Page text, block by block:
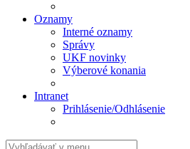
Oznamy
Interné oznamy
Správy
UKF novinky
Výberové konania
Intranet
Prihlásenie/Odhlásenie